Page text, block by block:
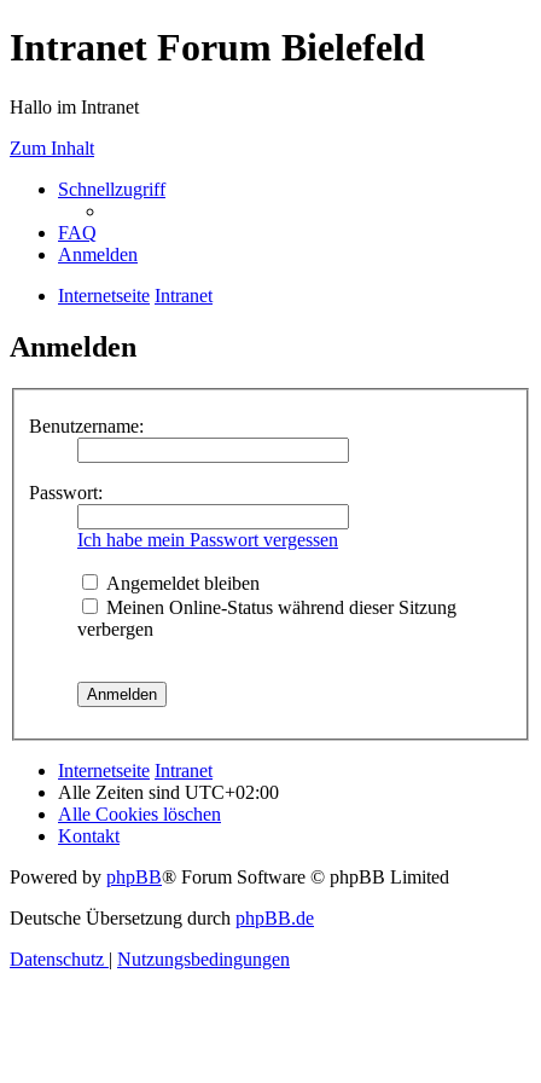
Intranet Forum Bielefeld
Hallo im Intranet
Zum Inhalt
Schnellzugriff
FAQ
Anmelden
Internetseite Intranet
Anmelden
Benutzername:
Passwort:
Ich habe mein Passwort vergessen
Angemeldet bleiben
Meinen Online-Status während dieser Sitzung
verbergen
Internetseite Intranet
Alle Zeiten sind UTC+02:00
Alle Cookies löschen
Kontakt
Powered by phpBB® Forum Software © phpBB Limited
Deutsche Übersetzung durch phpBB.de
Datenschutz | Nutzungsbedingungen